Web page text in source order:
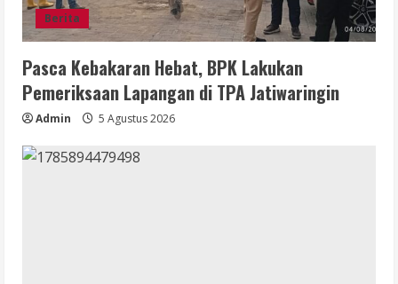
Berita
Pasca Kebakaran Hebat, BPK Lakukan
Pemeriksaan Lapangan di TPA Jatiwaringin
Admin 5 Agustus 2026